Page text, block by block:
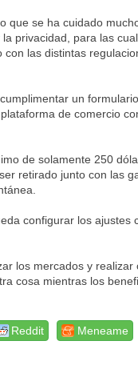
que se ha cuidado
privacidad, para las
las distintas
un
de comercio
de solamente 250
retirado junto con las
configurar los ajustes
los mercados y
cosa mientras los
Meneame
Reddit